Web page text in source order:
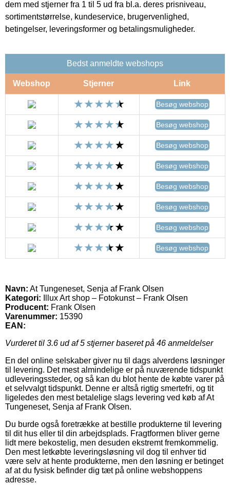
dem med stjerner fra 1 til 5 ud fra bl.a. deres prisniveau,
sortimentstørrelse, kundeservice, brugervenlighed,
betingelser, leveringsformer og betalingsmuligheder.
Bedst anmeldte webshops
Webshop Stjerner Link
Besøg webshop
Besøg webshop
Besøg webshop
Besøg webshop
Besøg webshop
Besøg webshop
Besøg webshop
Besøg webshop
Navn: At Tungeneset, Senja af Frank Olsen
Kategori: Illux Art shop – Fotokunst – Frank Olsen
Producent: Frank Olsen
Varenummer: 15390
EAN:
Vurderet til 3.6 ud af 5 stjerner baseret på 46 anmeldelser
En del online selskaber giver nu til dags alverdens løsninger
til levering. Det mest almindelige er på nuværende tidspunkt
udleveringssteder, og så kan du blot hente de købte varer på
et selvvalgt tidspunkt. Denne er altså rigtig smertefri, og tit
ligeledes den mest betalelige slags levering ved køb af At
Tungeneset, Senja af Frank Olsen.
Du burde også foretrække at bestille produkterne til levering
til dit hus eller til din arbejdsplads. Fragtformen bliver gerne
lidt mere bekostelig, men desuden ekstremt fremkommelig.
Den mest letkøbte leveringsløsning vil dog til enhver tid
være selv at hente produkterne, men den løsning er betinget
af at du fysisk befinder dig tæt på online webshoppens
adresse.